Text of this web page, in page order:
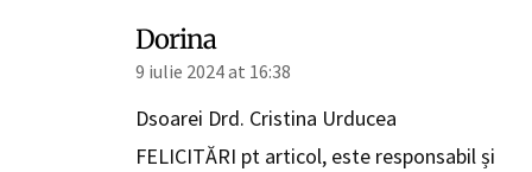
Dorina
9 iulie 2024 at 16:38
Dsoarei Drd. Cristina Urducea
FELICITĂRI pt articol, este responsabil și